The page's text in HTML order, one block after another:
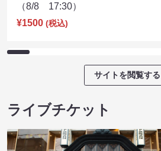
（8/8 17:30）
¥1500 (税込)
サイトを閲覧する
ライブチケット